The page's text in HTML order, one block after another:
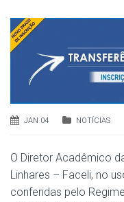
JAN 04 NOTÍCIAS
O Diretor Acadêmico
Linhares – Faceli, no
conferidas pelo